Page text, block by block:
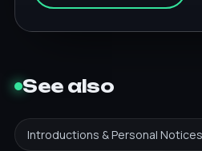
See also
Introductions & Personal Notices